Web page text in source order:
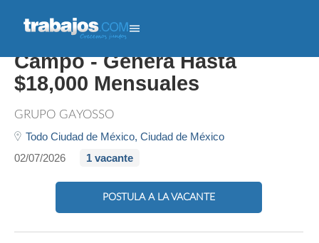
Ejecutivo De Ventas En
Campo - Genera Hasta
$18,000 Mensuales
GRUPO GAYOSSO
Todo Ciudad de México, Ciudad de México
02/07/2026
1 vacante
POSTULA A LA VACANTE